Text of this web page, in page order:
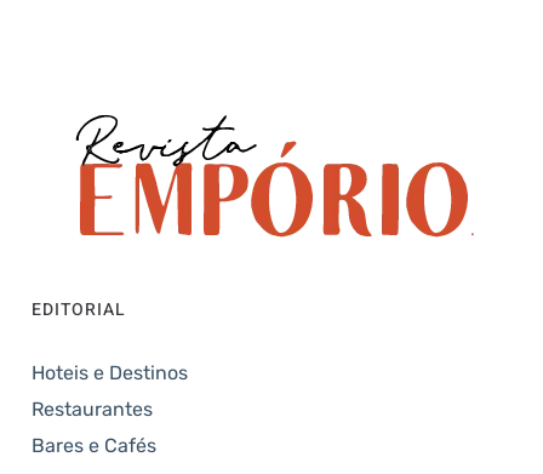
EDITORIAL
Hoteis e Destinos
Restaurantes
Bares e Cafés